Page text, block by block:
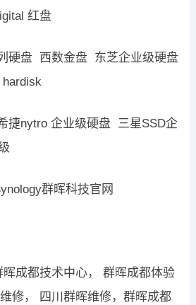
红盘
硬盘 西数金盘 东芝企业级硬盘
hardisk
捷nytro 企业级硬盘 三星SSD企
群晖科技官网
成都技术中心， 群晖成都体验
修， 四川群晖维修，群晖成都